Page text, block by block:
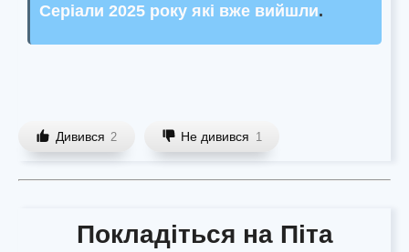
Серіали 2025 року які вже вийшли.
Дивився 2 Не дивився 1
Покладіться на Піта